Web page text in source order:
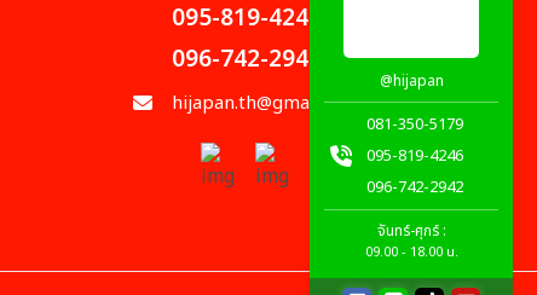
095-819-4246
096-742-2942
hijapan.th@gmail.com
@hijapan
081-350-5179
095-819-4246
096-742-2942
จันทร์-ศุกร์ :
09.00 - 18.00 น.